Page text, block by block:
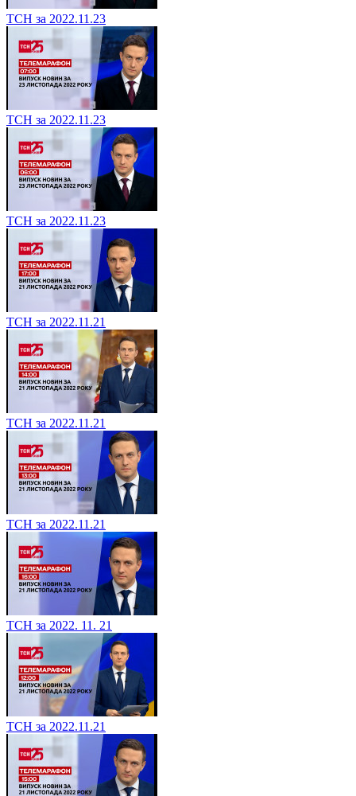
ТСН за 2022.11.23
ТСН за 2022.11.23
ТСН за 2022.11.23
ТСН за 2022.11.21
ТСН за 2022.11.21
ТСН за 2022.11.21
ТСН за 2022. 11. 21
ТСН за 2022.11.21